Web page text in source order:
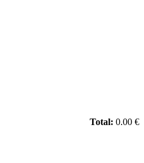
Total: 0.00 €